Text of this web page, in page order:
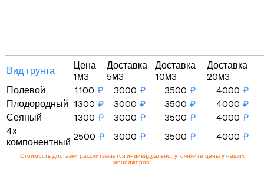
Вид грунта
Цена
1м3
Доставка
5м3
Доставка
10м3
Доставка
20м3
Полевой
1100 ₽ 3000 ₽ 3500 ₽ 4000 ₽
Плодородный 1300 ₽ 3000 ₽ 3500 ₽ 4000 ₽
Сеяный
1300 ₽ 3000 ₽ 3500 ₽ 4000 ₽
4х
компонентный
2500 ₽ 3000 ₽ 3500 ₽ 4000 ₽
Стоимость доставки рассчитывается индивидуально, уточняйте цены у наших
менеджеров.